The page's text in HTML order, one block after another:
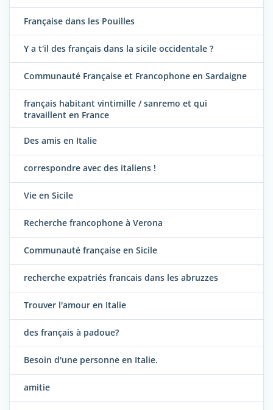
Française dans les Pouilles
Y a t'il des français dans la sicile occidentale ?
Communauté Française et Francophone en Sardaigne
français habitant vintimille / sanremo et qui
travaillent en France
Des amis en Italie
correspondre avec des italiens !
Vie en Sicile
Recherche francophone à Verona
Communauté française en Sicile
recherche expatriés francais dans les abruzzes
Trouver l'amour en Italie
des français à padoue?
Besoin d'une personne en Italie.
amitie